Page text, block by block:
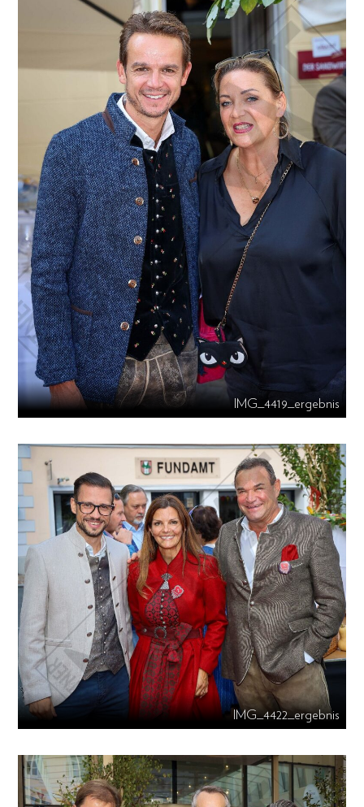
IMG_4419_ergebnis
IMG_4422_ergebnis